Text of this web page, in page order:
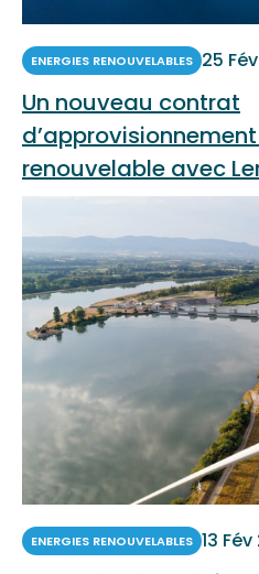
ENERGIES RENOUVELABLES 25
Un nouveau contrat
renouvelable avec
ENERGIES RENOUVELABLES 13